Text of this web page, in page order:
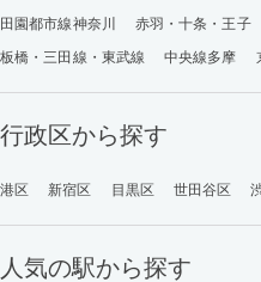
田園都市線神奈川
赤羽・十条・王子
板橋・三田線・東武線
中央線多摩
行政区から探す
港区 新宿区 目黒区 世田谷区
人気の駅から探す